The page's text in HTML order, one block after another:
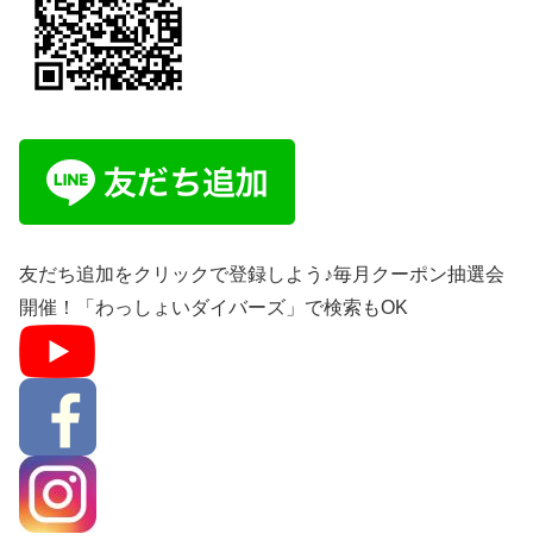
友だち追加をクリックで登録しよう♪毎月クーポン抽選会
開催！「わっしょいダイバーズ」で検索もOK